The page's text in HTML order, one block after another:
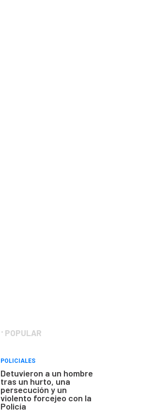
POPULAR
POLICIALES
Detuvieron a un hombre
tras un hurto, una
persecución y un
violento forcejeo con la
Policía